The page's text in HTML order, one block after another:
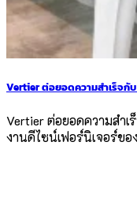
Vertier ต่อยอดความสำเร็จกั
Vertier ต่อยอดความสำเ
งานดีไซน์เฟอร์นิเจอร์ข